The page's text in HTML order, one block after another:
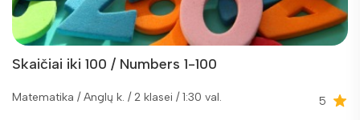
Skaičiai iki 100 / Numbers 1-100
Matematika / Anglų k. / 2 klasei / 1:30 val. 5